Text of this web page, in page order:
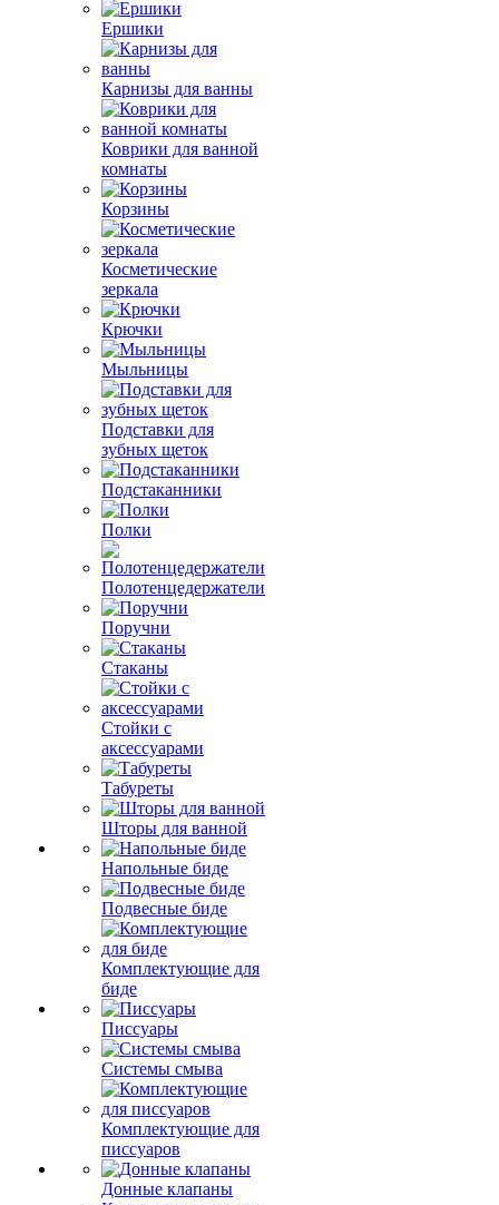
Ершики
Карнизы для ванны
Коврики для ванной
комнаты
Корзины
Косметические
зеркала
Крючки
Мыльницы
Подставки для
зубных щеток
Подстаканники
Полки
Полотенцедержатели
Поручни
Стаканы
Стойки с
аксессуарами
Табуреты
Шторы для ванной
Напольные биде
Подвесные биде
Комплектующие для
биде
Писсуары
Системы смыва
Комплектующие для
писсуаров
Донные клапаны